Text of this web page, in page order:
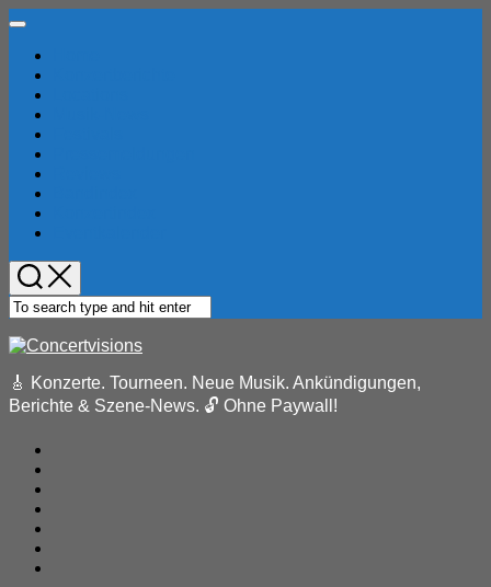
Skip
content
Expand
🎸 Konzerte. Tourneen. Neue Musik. Ankündigungen,
Berichte & Szene-News. 🔓 Ohne Paywall!